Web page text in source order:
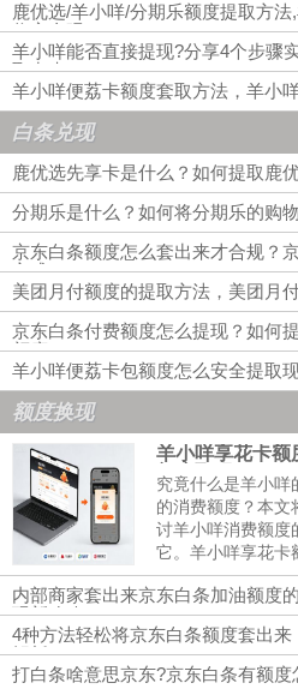
鹿优选/羊小咩/分期乐额度提取方法
收安全吗
羊小咩能否直接提现?分享4个步骤
取出来
羊小咩便荔卡额度套取方法，羊小
白条兑现
鹿优选先享卡是什么？如何提取鹿
分期乐是什么？如何将分期乐的购
京东白条额度怎么套出来才合规？
方式
美团月付额度的提取方法，美团月
京东白条付费额度怎么提现？如何
额度
羊小咩便荔卡包额度怎么安全提取
额度换现
羊小咩享花卡额
额度取现
究竟什么是羊小咩
的消费额度？本文
讨羊小咩消费额度
它。羊小咩享花卡
店提出来：如果自
就请朋友帮忙套出
花卡刷一笔金额，
账或现金的方式给
内部商家套出来京东白条加油额度
现新攻略
4种方法轻松将京东白条额度套出来
解析
打白条啥意思京东?京东白条有额度